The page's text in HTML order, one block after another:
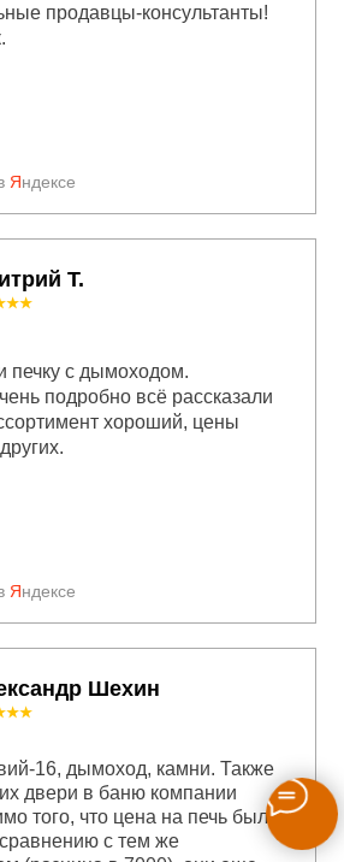
Яндексе
продавцы-консультанты!
Яндексе
печку с дымоходом.
подробно всё рассказали
хороший, цены
Шехин
16, дымоход, камни. Также
двери в баню компании
того, что цена на печь была
сравнению с тем же
Т.